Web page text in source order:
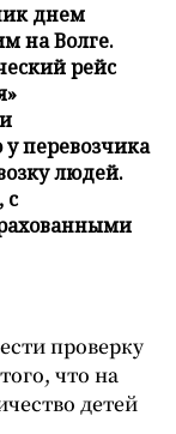
днем
на Волге.
рейс
перевозчика
людей.
с
проверку
что на
детей